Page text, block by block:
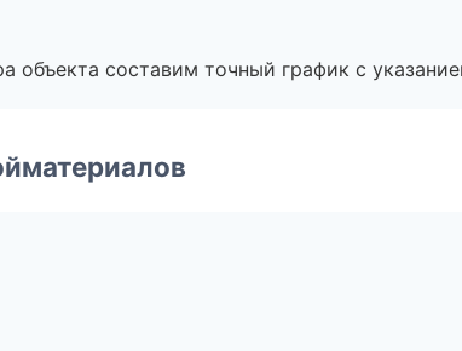
объекта составим точный график с